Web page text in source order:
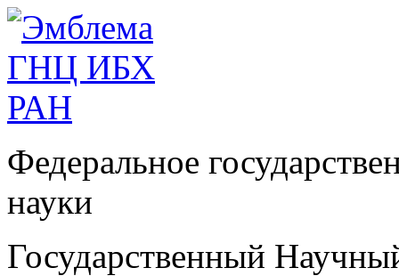
Федеральное
науки
Государственный